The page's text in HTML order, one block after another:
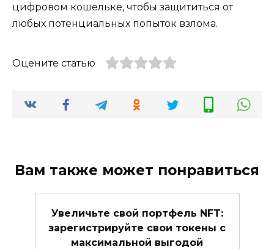
цифровом кошельке, чтобы защититься от
любых потенциальных попыток взлома.
Оцените статью
Вам также может понравиться
Увеличьте свой портфель NFT:
зарегистрируйте свои токены с
максимальной выгодой